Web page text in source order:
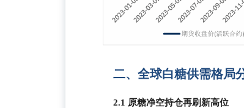
二、全球白糖供需格局
2.1 原糖净空持仓再刷新高位